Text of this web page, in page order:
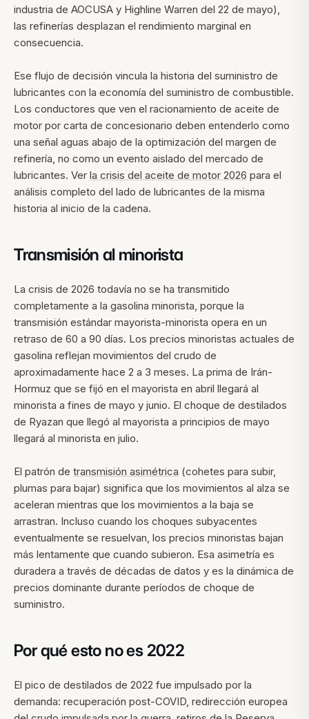
industria de AOCUSA y Highline Warren del 22 de mayo),
las refinerías desplazan el rendimiento marginal en
consecuencia.
Ese flujo de decisión vincula la historia del suministro de
lubricantes con la economía del suministro de combustible.
Los conductores que ven el racionamiento de aceite de
motor por carta de concesionario deben entenderlo como
una señal aguas abajo de la optimización del margen de
refinería, no como un evento aislado del mercado de
lubricantes. Ver la crisis del aceite de motor 2026 para el
análisis completo del lado de lubricantes de la misma
historia al inicio de la cadena.
Transmisión al minorista
La crisis de 2026 todavía no se ha transmitido
completamente a la gasolina minorista, porque la
transmisión estándar mayorista-minorista opera en un
retraso de 60 a 90 días. Los precios minoristas actuales de
gasolina reflejan movimientos del crudo de
aproximadamente hace 2 a 3 meses. La prima de Irán-
Hormuz que se fijó en el mayorista en abril llegará al
minorista a fines de mayo y junio. El choque de destilados
de Ryazan que llegó al mayorista a principios de mayo
llegará al minorista en julio.
El patrón de transmisión asimétrica (cohetes para subir,
plumas para bajar) significa que los movimientos al alza se
aceleran mientras que los movimientos a la baja se
arrastran. Incluso cuando los choques subyacentes
eventualmente se resuelvan, los precios minoristas bajan
más lentamente que cuando subieron. Esa asimetría es
duradera a través de décadas de datos y es la dinámica de
precios dominante durante períodos de choque de
suministro.
Por qué esto no es 2022
El pico de destilados de 2022 fue impulsado por la
demanda: recuperación post-COVID, redirección europea